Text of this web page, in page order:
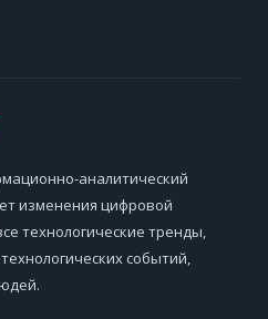
аналитический
изменения цифровой
технологические тренды,
событий,